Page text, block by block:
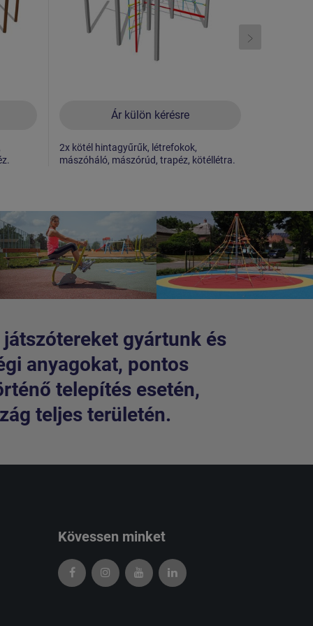
Ár külön kérésre
2x kötél hintagyűrűk, létrefokok,
mászóháló, mászórúd, trapéz, kötéllétra.
gyártunk és
anyagokat, pontos
telepítés esetén,
teljes területén.
Kövessen minket